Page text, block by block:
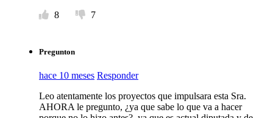
8
7
Pregunton
hace 10 meses Responder
Leo atentamente los proyectos que impulsara esta Sra.
AHORA le pregunto, ¿ya que sabe lo que va a hacer